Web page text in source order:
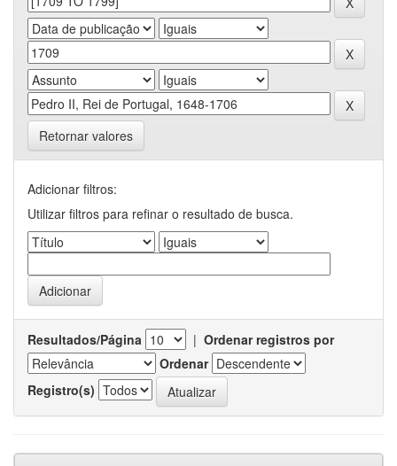
Retornar valores
Adicionar filtros:
Utilizar filtros para refinar o resultado de busca.
Resultados/Página | Ordenar registros por
Ordenar
Registro(s)